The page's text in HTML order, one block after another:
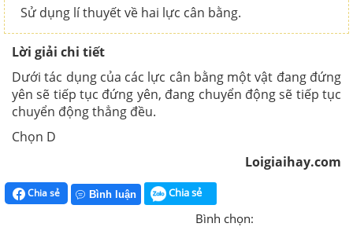
Sử dụng lí thuyết về hai lực cân bằng.
Lời giải chi tiết
Dưới tác dụng của các lực cân bằng một vật đang đứng
yên sẽ tiếp tục đứng yên, đang chuyển động sẽ tiếp tục
chuyển động thẳng đều.
Chọn D
Loigiaihay.com
Chia sẻ Bình luận Chia sẻ
Bình chọn: